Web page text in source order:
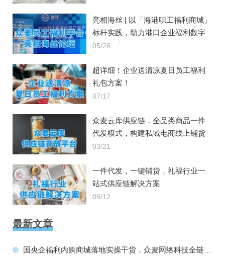
亮相海丝 | 以「海港职工福利商城」
标杆实践，助力港口企业福利数字
化转型建设
05/28
超详细！企业送清凉夏日员工福利
礼包方案！
07/17
众麦云库供应链，全品类商品一件
代发模式，构建私域电商线上铺货
能力
03/21
一件代发，一键铺货，礼福行业一
站式供应链解决方案
06/12
最新文章
国央企福利内购商城落地实操干货，众麦网络科技全链路